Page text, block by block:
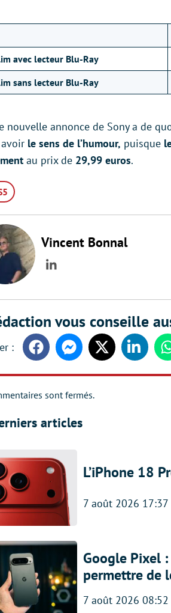
avec lecteur Blu-Ray
sans lecteur Blu-Ray
nouvelle annonce de Sony a de
le sens de l’humour, puisque
au prix de 29,99 euros.
Vincent Bonnal
LinkedIn
vous conseille
FacebookMessengerTwitter Linkedin
sont fermés.
articles
L’iPhone 18
7 août 2026 17:37
Google Pixel
permettre de
7 août 2026 08:52